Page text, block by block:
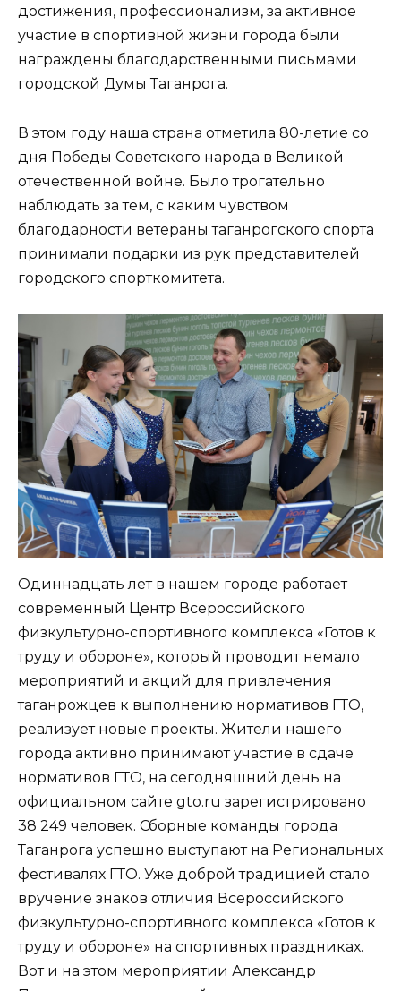
достижения, профессионализм, за активное
участие в спортивной жизни города были
награждены благодарственными письмами
городской Думы Таганрога.
В этом году наша страна отметила 80-летие со
дня Победы Советского народа в Великой
отечественной войне. Было трогательно
наблюдать за тем, с каким чувством
благодарности ветераны таганрогского спорта
принимали подарки из рук представителей
городского спорткомитета.
Одиннадцать лет в нашем городе работает
современный Центр Всероссийского
физкультурно-спортивного комплекса «Готов к
труду и обороне», который проводит немало
мероприятий и акций для привлечения
таганрожцев к выполнению нормативов ГТО,
реализует новые проекты. Жители нашего
города активно принимают участие в сдаче
нормативов ГТО, на сегодняшний день на
официальном сайте gto.ru зарегистрировано
38 249 человек. Сборные команды города
Таганрога успешно выступают на Региональных
фестивалях ГТО. Уже доброй традицией стало
вручение знаков отличия Всероссийского
физкультурно-спортивного комплекса «Готов к
труду и обороне» на спортивных праздниках.
Вот и на этом мероприятии Александр